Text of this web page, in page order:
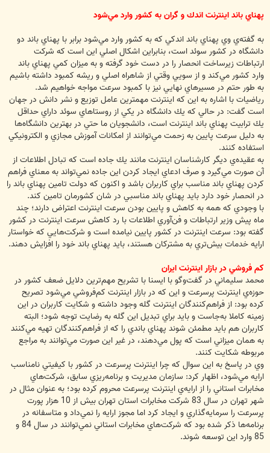
پهناي باند اينترنت اندك و گران به كشور وارد مي‌شود
به گفته‌ي وي پهناي باند اندكي كه به كشور وارد مي‌شود برابر با پهناي باند دو
دانشگاه در كشور سوئد است، بنابراين اشكال اصلي اين است كه شركت
ارتباطات زيرساخت انحصار را در دست خود گرفته و به ميزان كمي پهناي باند
وارد كشور مي‌كند و از سويي وقتي از شاهراه اصلي و ريشه كمبود داشته باشيم
به طور حتم در مسيرهاي نهايي نيز با كمبود سرعت مواجه خواهيم شد.
رياضيات با اشاره به اين كه اينترنت مهمترين عامل توزيع و نشر دانش در جهان
است گفت: در حالي ‌كه يك دانشگاه در يكي‌ از روستاهاي سوئد داراي حداقل
يك ترابيت پهناي ‌باند اينترنت است، دانشجويان ما حتي در بهترين دانشگاه‌ها
به دليل سرعت پايين به زحمت مي‌توانند از امكانات آموزش مجازي و الكترونيكي
استفاده كنند.
به عقيده‌ي ديگر كارشناسان اينترنت مانند يك جاده است كه تبادل اطلاعات از
آن صورت مي‌گيرد و صرف ادعاي ايجاد كردن اين جاده نمي‌تواند به معناي فراهم
كردن پهناي باند مناسب براي كاربران باشد و اكنون كه دولت تامين پهناي باند را
در انحصار خود دارد بايد پهناي باند مناسبي در شان كشورمان تامين كند.
با وجودي كه همه به كاهش و پايين بودن سرعت اينترنت اعتراض دارند؛ چند
ماه پيش وزير ارتباطات و فن‌آوري اطلاعات با رد کاهش سرعت اينترنت در کشور
گفته بود: سرعت اينترنت در کشور پايين نيامده است و شرکت‌هايي که خواستار
ارايه خدمات بيش‌تري به مشترکان هستند، بايد پهناي باند خود را افزايش دهند.
كم فروشي در بازار اينترنت ايران
محمد سليماني در گفت‌وگو با ايسنا با تشريح مهم‌ترين دلايل ضعف كشور در
حوزه‌ي اينترنت پرسرعت و اين كه در بازار اينترنت كم‌فروشي مي‌شود تصريح
كرده بود: از فراهم‌كنندگان اينترنت گله وجود داشته و شكايت كاربران در اين
زمينه‌ كاملا به‌جاست و بايد براي تبديل اين گله به رضايت توجه شود؛ البته
كاربران هم بايد مطمئن شوند پهناي باندي را كه از فراهم‌كنندگان تهيه مي‌كنند
به همان ميزاني است كه پول مي‌دهند، در غير اين صورت مي‌توانند به مراجع
مربوطه شكايت كنند.
وي در پاسخ به اين سوال كه چرا اينترنت پرسرعت در كشور با كيفيتي نامناسب
ارايه مي‌شود، اظهار كرد: سازمان مديريت و برنامه‌ريزي سابق، شركت‌هاي
مخابرات استاني را از ارايه‌ي اينترنت پرسرعت محروم كرده بود؛ به عنوان مثال در
شهر تهران در سال 83 شركت مخابرات استان تهران بيش از 10 هزار پورت
پرسرعت را سرمايه‌گذاري و ايجاد كرد اما مجوز ارايه را نمي‌داد و متاسفانه در
برنامه‌ها ذكر شده بود كه شركت‌هاي مخابرات استاني نمي‌توانند در سال 84 و
85 وارد اين توسعه شوند.